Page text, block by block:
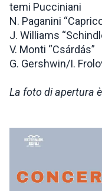
temi Pucciniani
N. Paganini
J. Williams
V. Monti “Csárdás”
G. Gershwin/I.
La foto di apertura